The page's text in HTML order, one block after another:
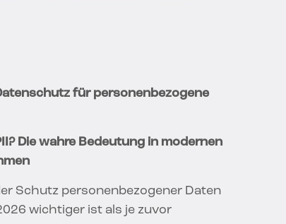
für personenbezogene
Die wahre Bedeutung in modernen
Schutz personenbezogener Daten
wichtiger ist als je zuvor